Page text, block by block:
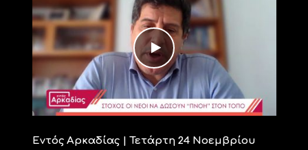
Εντός Αρκαδίας | Τετάρτη 24 Νοεμβρίου